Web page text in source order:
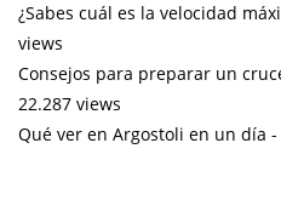
¿Sabes cuál es la velocidad
views
Consejos para preparar un
22.287 views
Qué ver en Argostoli en un día -